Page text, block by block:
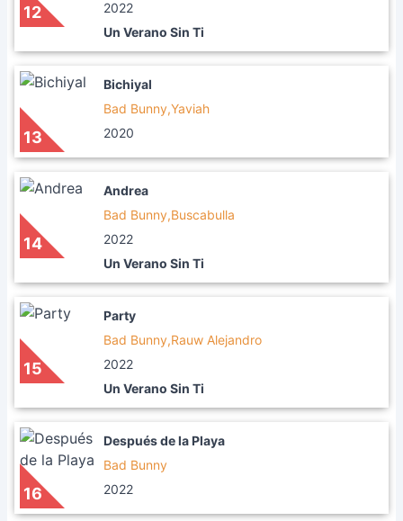
12
2022
Un Verano Sin Ti
13
Bichiyal
Bad Bunny,Yaviah
2020
14
Andrea
Bad Bunny,Buscabulla
2022
Un Verano Sin Ti
15
Party
Bad Bunny,Rauw Alejandro
2022
Un Verano Sin Ti
16
Después de la Playa
Bad Bunny
2022